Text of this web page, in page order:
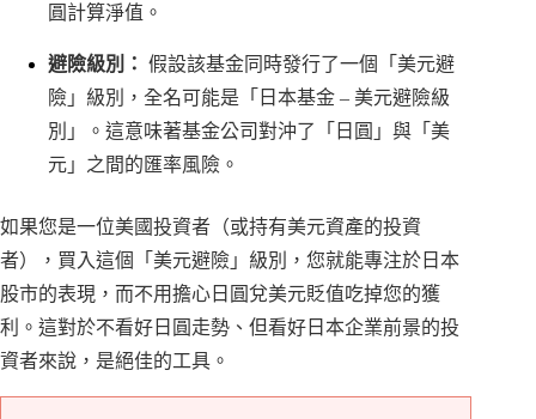
圓計算淨值。
避險級別： 假設該基金同時發行了一個「美元避
險」級別，全名可能是「日本基金 – 美元避險級
別」。這意味著基金公司對沖了「日圓」與「美
元」之間的匯率風險。
如果您是一位美國投資者（或持有美元資產的投資
者），買入這個「美元避險」級別，您就能專注於日本
股市的表現，而不用擔心日圓兌美元貶值吃掉您的獲
利。這對於不看好日圓走勢、但看好日本企業前景的投
資者來說，是絕佳的工具。